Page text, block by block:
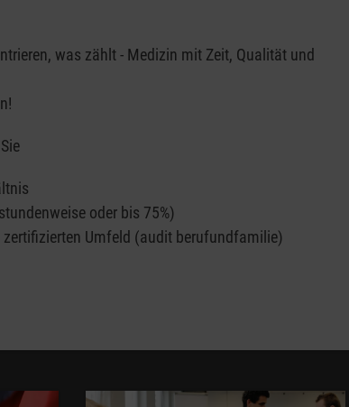
was zählt - Medizin mit Zeit, Qualität und
oder bis 75%)
Umfeld (audit berufundfamilie)